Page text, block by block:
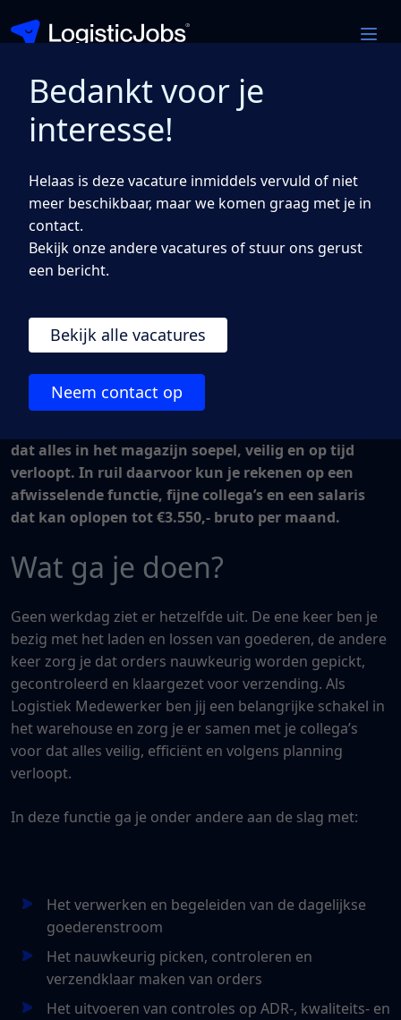
Magazijnmedewerker
Aalsmeer € 2900 — 3550 bruto per maand
Solliciteer direct
Ben jij graag in beweging, houd je van afwisseling
warehouse? Dan is dit een mooie kans voor jou. Voor
een groeiende organisatie zoeken wij een Logistiek
dat alles in het magazijn soepel, veilig en op tijd
verloopt. In ruil daarvoor kun je rekenen op een
afwisselende functie, fijne collega’s en een salaris
dat kan oplopen tot €3.550,- bruto per maand.
Wat ga je doen?
Geen werkdag ziet er hetzelfde uit. De ene keer ben je
bezig met het laden en lossen van goederen, de andere
keer zorg je dat orders nauwkeurig worden gepickt,
gecontroleerd en klaargezet voor verzending. Als
Logistiek Medewerker ben jij een belangrijke schakel in
het warehouse en zorg je er samen met je collega’s
voor dat alles veilig, efficiënt en volgens planning
verloopt.
In deze functie ga je onder andere aan de slag met:
Het verwerken en begeleiden van de dagelijkse
goederenstroom
Het nauwkeurig picken, controleren en
verzendklaar maken van orders
Het uitvoeren van controles op ADR-, kwaliteits- en
Bedankt voor je
interesse!
Helaas is deze vacature inmiddels vervuld of niet
meer beschikbaar, maar we komen graag met je in
contact.
Bekijk onze andere vacatures of stuur ons gerust
een bericht.
Bekijk alle vacatures
Neem contact op